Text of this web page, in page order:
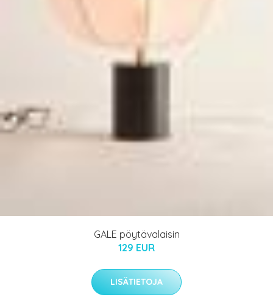
GALE pöytävalaisin
129 EUR
LISÄTIETOJA